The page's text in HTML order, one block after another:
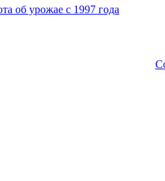
об урожае с 1997 года